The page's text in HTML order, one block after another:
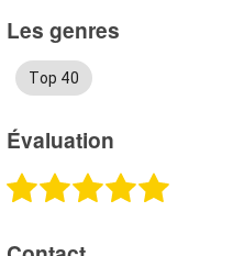
Les genres
Top 40
Évaluation